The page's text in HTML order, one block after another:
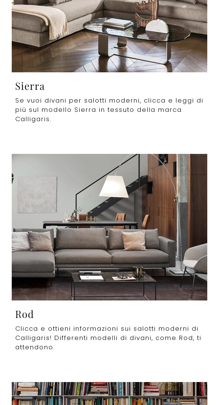
Sierra
Se vuoi divani per salotti moderni, clicca e leggi di
più sul modello Sierra in tessuto della marca
Calligaris.
Rod
Clicca e ottieni informazioni sui salotti moderni di
Calligaris! Differenti modelli di divani, come Rod, ti
attendono.